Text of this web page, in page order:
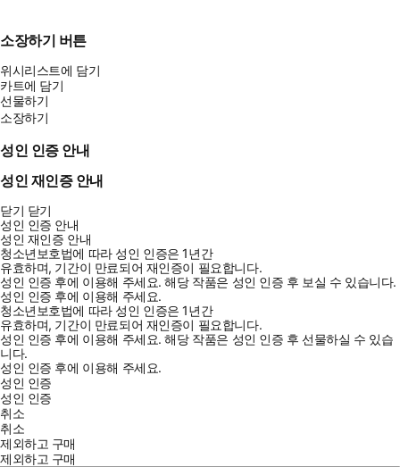
소장하기 버튼
위시리스트에 담기
카트에 담기
선물하기
소장하기
성인 인증 안내
성인 재인증 안내
닫기 닫기
성인 인증 안내
성인 재인증 안내
청소년보호법에 따라 성인 인증은 1년간
유효하며, 기간이 만료되어 재인증이 필요합니다.
성인 인증 후에 이용해 주세요.해당 작품은 성인 인증 후 보실 수 있습니다.
성인 인증 후에 이용해 주세요.
청소년보호법에 따라 성인 인증은 1년간
유효하며, 기간이 만료되어 재인증이 필요합니다.
성인 인증 후에 이용해 주세요.해당 작품은 성인 인증 후 선물하실 수 있습
니다.
성인 인증 후에 이용해 주세요.
성인 인증
성인 인증
취소
취소
제외하고 구매
제외하고 구매